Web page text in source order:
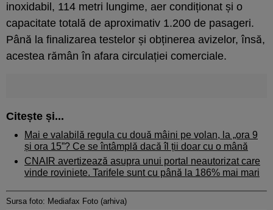
inoxidabil, 114 metri lungime, aer condiționat și o
capacitate totală de aproximativ 1.200 de pasageri.
Până la finalizarea testelor și obținerea avizelor, însă,
acestea rămân în afara circulației comerciale.
Citește și...
Mai e valabilă regula cu două mâini pe volan, la „ora 9
și ora 15”? Ce se întâmplă dacă îl ții doar cu o mână
CNAIR avertizează asupra unui portal neautorizat care
vinde roviniete. Tarifele sunt cu până la 186% mai mari
Sursa foto: Mediafax Foto (arhiva)